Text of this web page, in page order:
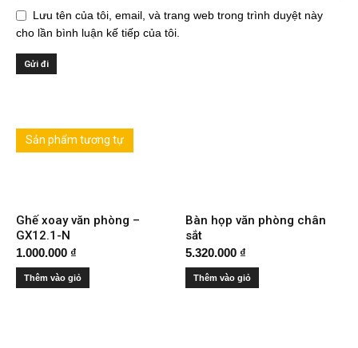
Lưu tên của tôi, email, và trang web trong trình duyệt này
cho lần bình luận kế tiếp của tôi.
Sản phẩm tương tự
Ghế xoay văn phòng –
GX12.1-N
1.000.000 ₫
Thêm vào giỏ
Bàn họp văn phòng chân
sắt
5.320.000 ₫
Thêm vào giỏ